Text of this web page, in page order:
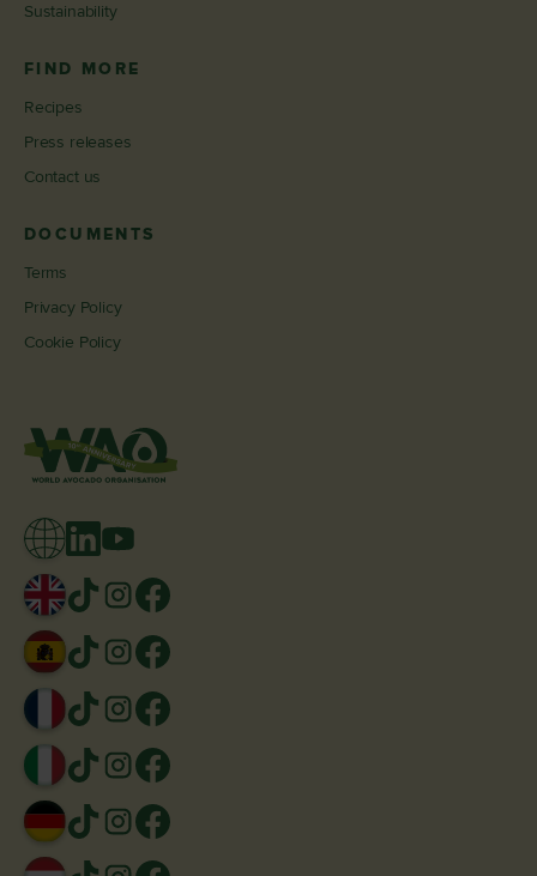
Sustainability
FIND MORE
Recipes
Press releases
Contact us
DOCUMENTS
Terms
Privacy Policy
Cookie Policy